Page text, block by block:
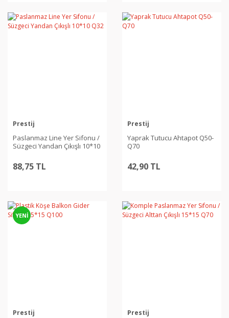
Prestij
Paslanmaz Line Yer Sifonu /
Süzgeci Yandan Çıkışlı 10*10
88,75 TL
Prestij
Yaprak Tutucu Ahtapot Q50-
Q70
42,90 TL
YENİ
Prestij Prestij